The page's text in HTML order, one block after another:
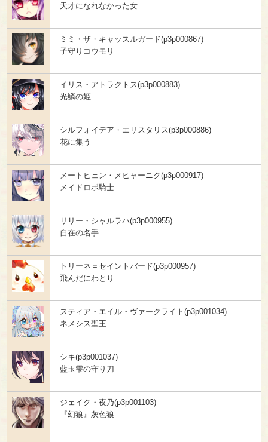
天才になれなかった女
ミミ・ザ・キャッスルガード(p3p000867)
子守りコウモリ
イリス・アトラクトス(p3p000883)
光鱗の姫
シルフォイデア・エリスタリス(p3p000886)
花に集う
メートヒェン・メヒャーニク(p3p000917)
メイドロボ騎士
リリー・シャルラハ(p3p000955)
自在の名手
トリーネ＝セイントバード(p3p000957)
飛んだにわとり
スティア・エイル・ヴァークライト(p3p001034)
ネメシス聖王
シキ(p3p001037)
藍玉雫の守り刀
ジェイク・夜乃(p3p001103)
『幻狼』灰色狼